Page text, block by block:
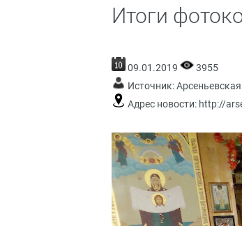
Итоги
09.01.2019
3955
Источник:
Адрес новости: http://